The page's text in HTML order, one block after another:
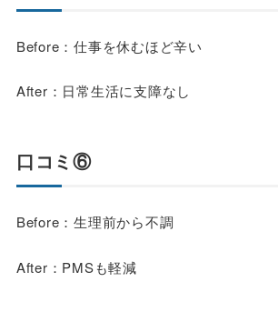
Before：仕事を休むほど辛い
After：日常生活に支障なし
口コミ⑥
Before：生理前から不調
After：PMSも軽減